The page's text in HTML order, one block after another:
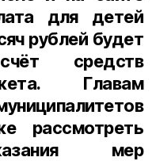
для детей
рублей будет
средств
Главам
рассмотреть
мер